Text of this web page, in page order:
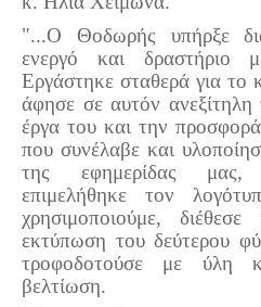
"...Ο Θοδωρής υπήρξε
ενεργό και δραστήριο
Εργάστηκε σταθερά για το
άφησε σε αυτόν
έργα του και την
που συνέλαβε και
της εφημερίδας
επιμελήθηκε τον
χρησιμοποιούμε,
εκτύπωση του δεύτερου
τροφοδοτούσε με ύλη
βελτίωση.